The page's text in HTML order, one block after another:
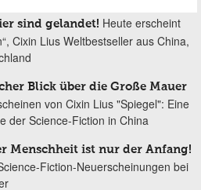
sind gelandet! Heute erscheint
Cixin Lius Weltbestseller aus China,
Blick über die Große Mauer
von Cixin Lius "Spiegel": Eine
der Science-Fiction in China
Menschheit ist nur der Anfang!
Fiction-Neuerscheinungen bei